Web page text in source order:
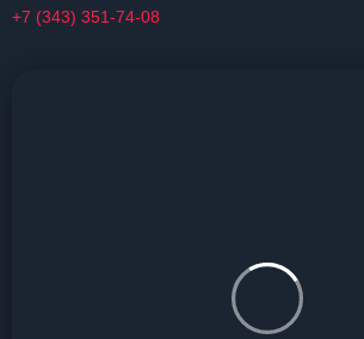
+7 (343) 351-74-08